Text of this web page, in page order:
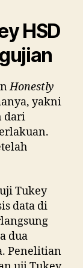
HSD
Honestly
yakni
dari
Tukey
data di
dua
Penelitian